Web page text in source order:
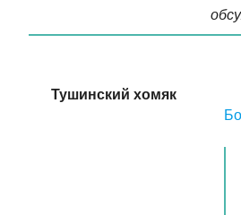
Тушинский хомяк